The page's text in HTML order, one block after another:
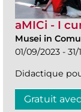
aMICi - I
Musei in
01/09/2023 - 31/
Didactique
Gratuit